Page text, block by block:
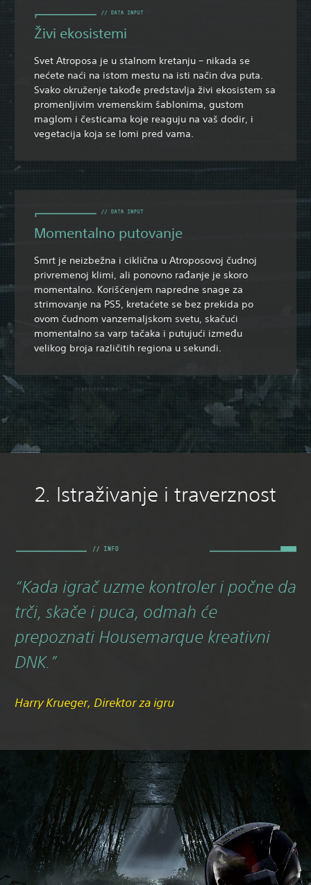
Živi ekosistemi
Svet Atroposa je u stalnom kretanju – nikada se
nećete naći na istom mestu na isti način dva puta.
Svako okruženje takođe predstavlja živi ekosistem sa
promenljivim vremenskim šablonima, gustom
maglom i česticama koje reaguju na vaš dodir, i
vegetacija koja se lomi pred vama.
Momentalno putovanje
Smrt je neizbežna i ciklična u Atroposovoj čudnoj
privremenoj klimi, ali ponovno rađanje je skoro
momentalno. Korišćenjem napredne snage za
strimovanje na PS5, kretaćete se bez prekida po
ovom čudnom vanzemaljskom svetu, skačući
momentalno sa varp tačaka i putujući između
velikog broja različitih regiona u sekundi.
2. Istraživanje i traverznost
“Kada igrač uzme kontroler i počne da
trči, skače i puca, odmah će
prepoznati Housemarque kreativni
DNK.”
Harry Krueger, Direktor za igru